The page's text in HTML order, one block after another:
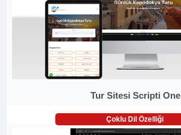
Tur Sitesi Scripti One
Çoklu Dil Özelliği